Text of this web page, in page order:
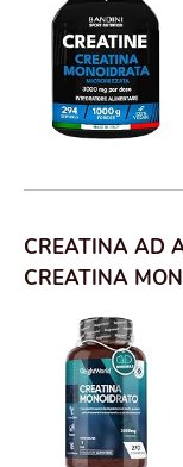
CREATINA AD
CREATINA